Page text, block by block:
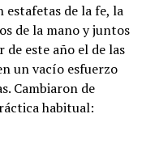
de la fe, la
de la mano y juntos
este año el de las
un vacío esfuerzo
Cambiaron de
habitual: